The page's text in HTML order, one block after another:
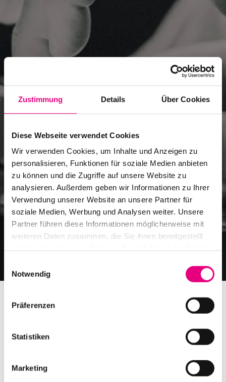
Zustimmung Details Über Cookies
Diese Webseite verwendet Cookies
Wir verwenden Cookies, um Inhalte und Anzeigen zu
personalisieren, Funktionen für soziale Medien anbieten
zu können und die Zugriffe auf unsere Website zu
analysieren. Außerdem geben wir Informationen zu Ihrer
Verwendung unserer Website an unsere Partner für
soziale Medien, Werbung und Analysen weiter. Unsere
Partner führen diese Informationen möglicherweise mit
weiteren Daten zusammen, die Sie ihnen bereitgestellt
Notwendig
Präferenzen
Statistiken
Marketing
Building C